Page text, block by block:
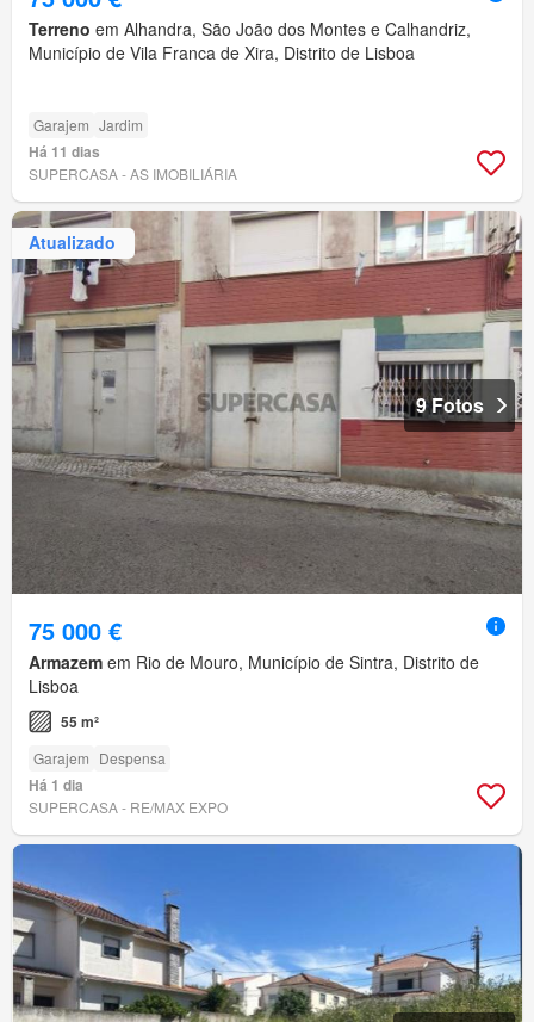
Terreno em Alhandra, São João dos Montes e Calhandriz,
Município de Vila Franca de Xira, Distrito de Lisboa
Garajem Jardim
Há 11 dias
SUPERCASA - AS IMOBILIÁRIA
Atualizado
9 Fotos
75 000 €
Armazem em Rio de Mouro, Município de Sintra, Distrito de
Lisboa
55 m²
Garajem Despensa
Há 1 dia
SUPERCASA - RE/MAX EXPO